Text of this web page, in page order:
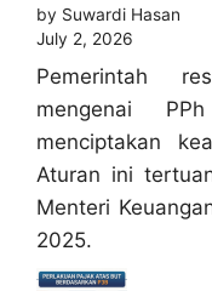
by Suwardi Hasan
July 2, 2026
Pemerintah
mengenai
menciptakan
Aturan ini
Menteri
2025.